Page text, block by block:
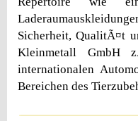
Sicherheit, QualitÃ¤t
Kleinmetall GmbH
internationalen
Bereichen des